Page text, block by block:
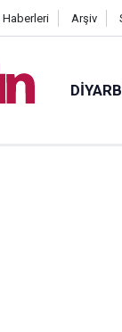
Haberleri Arşiv